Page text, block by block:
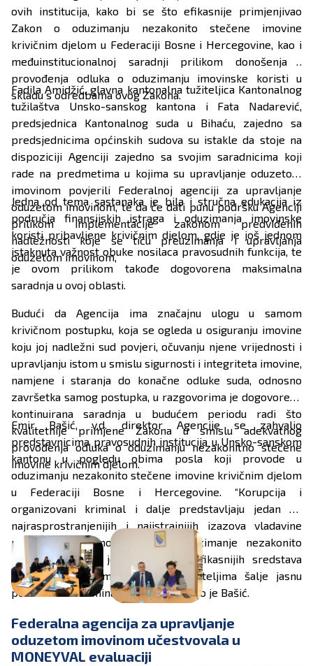
ovih institucija, kako bi se što efikasnije primjenjivao
Zakon o oduzimanju nezakonito stečene imovine
krivičnim djelom u Federaciji Bosne i Hercegovine, kao i
međuinstitucionalnoj saradnji prilikom donošenja i
provođenja odluka o oduzimanju imovinske koristi u
skladu s odredbama ovog Zakona.
Fadila Amidžić, glavna kantonalna tužiteljica Kantonalnog
tužilaštva Unsko-sanskog kantona i Fata Nadarević,
predsjednica Kantonalnog suda u Bihaću, zajedno sa
predsjednicima općinskih sudova su istakle da stoje na
dispoziciji Agenciji zajedno sa svojim saradnicima koji
rade na predmetima u kojima su upravljanje oduzetom
imovinom povjerili Federalnoj agenciji za upravljanje
oduzetom imovinom, te da će dati punu podršku Agenciji
prilikom implementacije zakonom predviđenih
nadležnosti koje se tiču preuzimanja i upravljanja
oduzetom imovinom,
Jedna od tema sastanaka je bila i stručna edukacija iz
područja finansijskih istraga i oduzimanja imovinske
koristi pribavljene krivičnim djelom, gdje je još jednom
istaknuta važnost obuke nosilaca pravosudnih funkcija, te
je ovom prilikom takođe dogovorena maksimalna
saradnja u ovoj oblasti.
Budući da Agencija ima značajnu ulogu u samom
krivičnom postupku, koja se ogleda u osiguranju imovine
koju joj nadležni sud povjeri, očuvanju njene vrijednosti i
upravljanju istom u smislu sigurnosti i integriteta imovine,
namjene i staranja do konačne odluke suda, odnosno
završetka samog postupka, u razgovorima je dogovorena
kontinuirana saradnja u budućem periodu radi što
kvalitetnije primjene Zakona u smislu adekvatnog
provođenja odluka o oduzimanju nezakonitno stečene
imovine krivičnim djelom.
Emir Bašić, v.d. direktor Agencije se zahvalio
predstavnicima pravosudnih institucija u Unsko-sanskom
kantonu u pogledu obima posla koji provode u
oduzimanju nezakonito stečene imovine krivičnim djelom
u Federaciji Bosne i Hercegovine. “Korupcija i
organizovani kriminal i dalje predstavljaju jedan od
najrasprostranjenijih i najistrajnijih izazova vladavine
prava na Zapadnom Balkanu. Oduzimanje nezakonito
stečene imovine jedno je od najefikasnijih sredstava
borbe protiv kriminala koje počiniteljima šalje jasnu
poruku da se kriminal ne isplati”, naveo je Bašić.
Federalna agencija za upravljanje
oduzetom imovinom učestvovala u
MONEYVAL evaluaciji